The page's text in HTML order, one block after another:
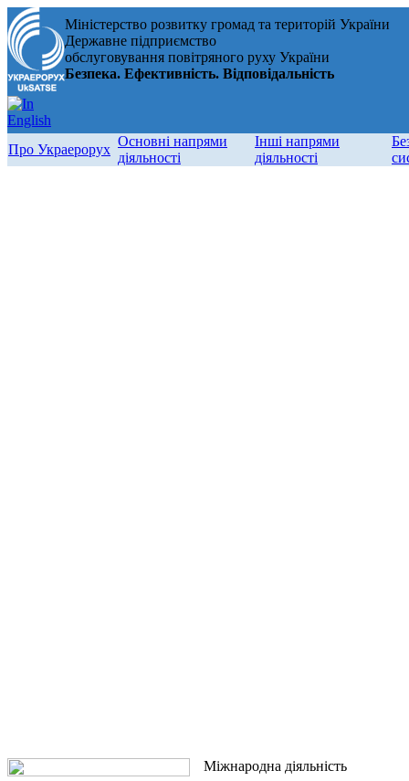
Міністерство розвитку громад та територій України
Державне підприємство
обслуговування повітряного руху України
Безпека. Ефективність. Відповідальність
Про Украерорух
Основні напрями
діяльності
Інші напрями
діяльності
Міжнародна діяльність